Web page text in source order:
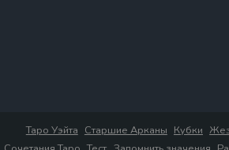
Таро Уэйта Старшие Арканы Кубки